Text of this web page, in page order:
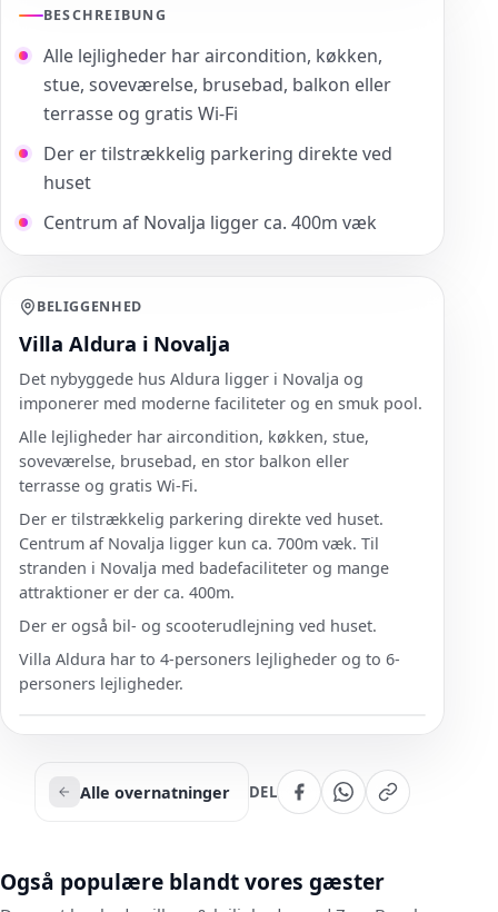
BESCHREIBUNG
Alle lejligheder har aircondition, køkken,
stue, soveværelse, brusebad, balkon eller
terrasse og gratis Wi-Fi
Der er tilstrækkelig parkering direkte ved
huset
Centrum af Novalja ligger ca. 400m væk
BELIGGENHED
Villa Aldura i Novalja
Det nybyggede hus Aldura ligger i Novalja og
imponerer med moderne faciliteter og en smuk pool.
Alle lejligheder har aircondition, køkken, stue,
soveværelse, brusebad, en stor balkon eller
terrasse og gratis Wi-Fi.
Der er tilstrækkelig parkering direkte ved huset.
Centrum af Novalja ligger kun ca. 700m væk. Til
stranden i Novalja med badefaciliteter og mange
attraktioner er der ca. 400m.
Der er også bil- og scooterudlejning ved huset.
Villa Aldura har to 4-personers lejligheder og to 6-
personers lejligheder.
Alle overnatninger DEL
Også populære blandt vores gæster